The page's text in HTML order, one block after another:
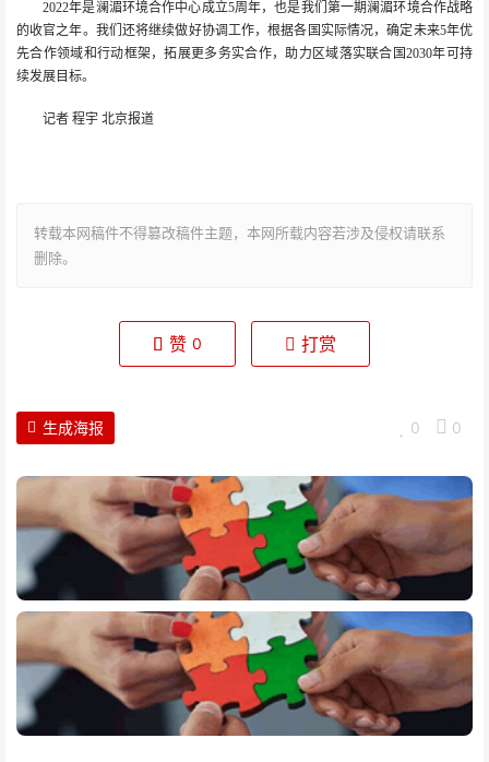
2022年是澜湄环境合作中心成立5周年，也是我们第一期澜湄环境合作战略
的收官之年。我们还将继续做好协调工作，根据各国实际情况，确定未来5年优
先合作领域和行动框架，拓展更多务实合作，助力区域落实联合国2030年可持
续发展目标。
记者 程宇 北京报道
转载本网稿件不得篡改稿件主题，本网所载内容若涉及侵权请联系
删除。
赞 0 打赏
0 0
生成海报